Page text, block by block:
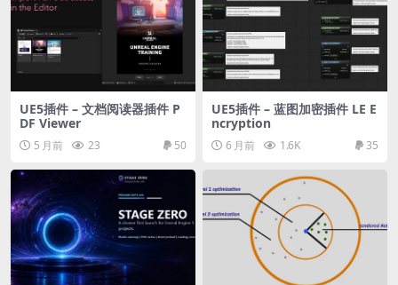
UE5插件 – 文档阅读器插件 P
DF Viewer
5 月前 23 50
UE5插件 – 蓝图加密插件 LE E
ncryption
6 月前 1.6K 35